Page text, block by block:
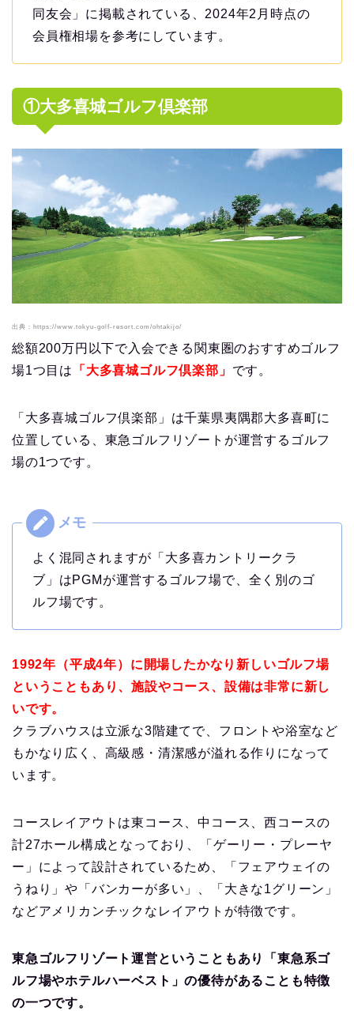
同友会」に掲載されている、2024年2月時点の
会員権相場を参考にしています。
①大多喜城ゴルフ倶楽部
出典：https://www.tokyu-golf-resort.com/ohtakijo/
総額200万円以下で入会できる関東圏のおすすめゴルフ
場1つ目は
「大多喜城ゴルフ倶楽部」 です。
「大多喜城ゴルフ倶楽部」は千葉県夷隅郡大多喜町に
位置している、東急ゴルフリゾートが運営するゴルフ
場の1つです。
よく混同されますが「大多喜カントリークラ
ブ」はPGMが運営するゴルフ場で、全く別のゴ
ルフ場です。
1992年（平成4年）に開場したかなり新しいゴルフ場
ということもあり、施設やコース、設備は非常に新し
いです。
クラブハウスは立派な3階建てで、フロントや浴室など
もかなり広く、高級感・清潔感が溢れる作りになって
います。
コースレイアウトは東コース、中コース、西コースの
計27ホール構成となっており、「ゲーリー・プレーヤ
ー」によって設計されているため、「フェアウェイの
うねり」や「バンカーが多い」、「大きな1グリーン」
などアメリカンチックなレイアウトが特徴です。
東急ゴルフリゾート運営ということもあり「東急系ゴ
ルフ場やホテルハーベスト」の優待があることも特徴
の一つです。